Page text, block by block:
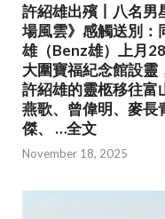
許紹雄出殯丨八名男
場風雲》感觸送別：
雄（Benz雄）上月
大圍寶福紀念館設靈
許紹雄的靈柩移往富
燕歌、曾偉明、麥長
傑、 …全文
November 18, 2025